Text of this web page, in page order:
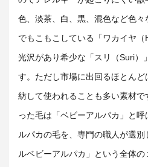
色、淡茶、白、黒、 混色など色々
でもこもこしている「ワカイヤ（
光沢があり希少な「 スリ（Suri）
す。ただし市場に出回るほとん
紡して使われることも多い素材
った毛は「ベビーアルパカ」と呼
ルパカの毛を、専門の職人が選
ルベビーアルパカ」という全体